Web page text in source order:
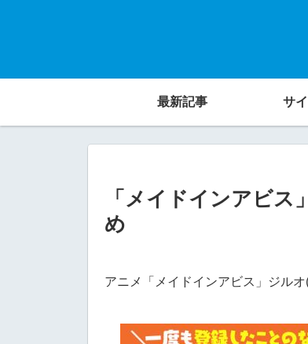
最新記事 サ
「メイドインアビス
め
アニメ「メイドインアビス」ジルオ